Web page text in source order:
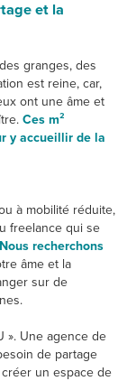
et la
granges, des
est reine, car,
ont une âme et
Ces m²
y accueillir de la
à mobilité réduite,
freelance qui se
Nous recherchons
âme et la
sur de
». Une agence de
de partage
un espace de